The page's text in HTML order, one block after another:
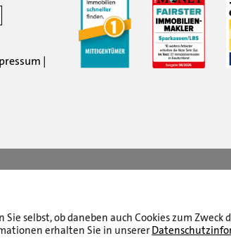
|
selbst, ob daneben auch Cookies zum Zweck
erhalten Sie in unserer